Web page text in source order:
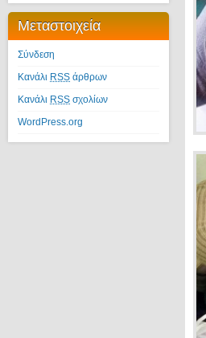
Μεταστοιχεία
Σύνδεση
Κανάλι RSS άρθρων
Κανάλι RSS σχολίων
WordPress.org